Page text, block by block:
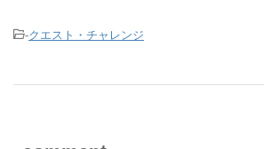
-クエスト・チャレンジ